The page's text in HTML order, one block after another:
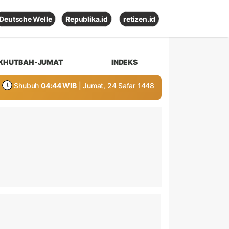
Deutsche Welle Republika.id retizen.id
JUMAT INDEKS
Shubuh 04:44 WIB | Jumat, 24 Safar 1448